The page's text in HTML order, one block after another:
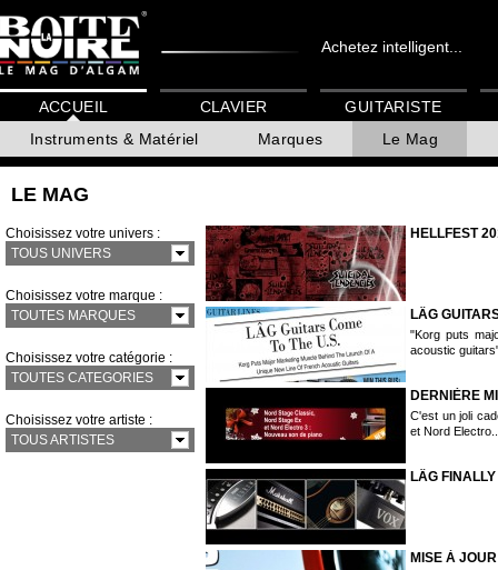
Achetez intelligent...
ACCUEIL
Instruments & Matériel
Marques Le Mag
CLAVIER GUITARISTE
Choisissez votre univers :
TOUS UNIVERS
Choisissez votre marque :
TOUTES MARQUES
Choisissez votre catégorie :
TOUTES CATEGORIES
Choisissez votre artiste :
TOUS ARTISTES
LE MAG
HELLFEST
LÂG
"Korg puts
acoustic
DERNIÈRE
C'est un joli
et Nord
LÂG
MISE À